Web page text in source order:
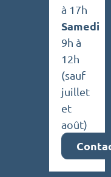
à 17h
Samedi
9h à
12h
(sauf
juillet
et
août)